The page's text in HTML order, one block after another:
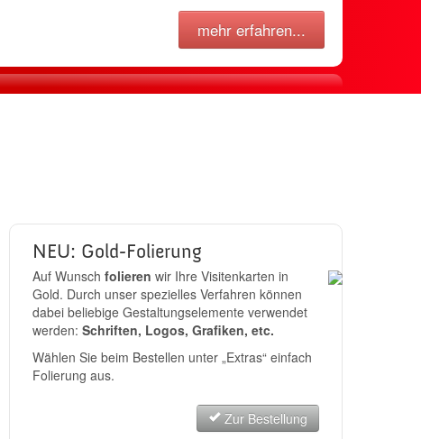
mehr erfahren...
NEU: Gold-Folierung
Auf Wunsch folieren wir Ihre Visitenkarten in
Gold. Durch unser spezielles Verfahren können
dabei beliebige Gestaltungselemente verwendet
werden: Schriften, Logos, Grafiken, etc.
Wählen Sie beim Bestellen unter „Extras“ einfach
Folierung aus.
Zur Bestellung